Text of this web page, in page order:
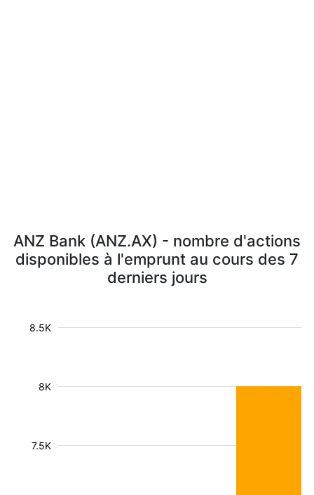
ANZ Bank (ANZ.AX) - nombre d'actions
disponibles à l'emprunt au cours des 7
derniers jours
7.5K
8K
8.5K